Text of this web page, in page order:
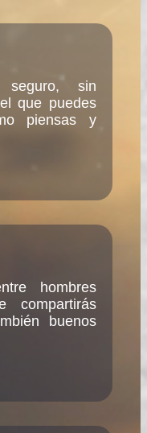
seguro, sin
que puedes
piensas y
hombres
buenos